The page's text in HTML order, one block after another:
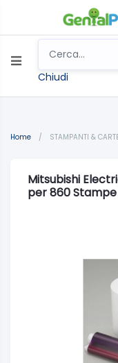
Chiudi
Home / STAMPANTI &
Mitsubishi
per 860 Stampe